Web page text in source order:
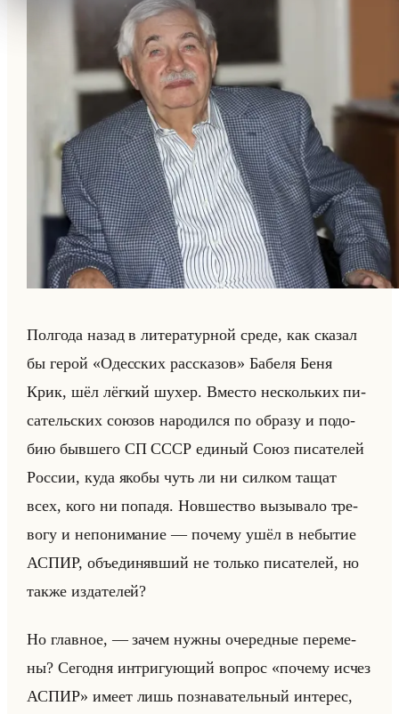
Пол­го­да назад в ли­те­ра­тур­ной среде, как ска­зал
бы герой «Одесских рассказов» Ба­бе­ля Беня
Крик, шёл лёг­кий шухер. Вме­сто нескольких пи­
са­тельских со­юзов на­ро­дил­ся по об­ра­зу и по­до­
бию быв­ше­го СП СССР еди­ный Союз пи­са­те­лей
Рос­сии, куда якобы чуть ли ни сил­ком тащат
всех, кого ни по­па­дя. Нов­ше­ство вы­зы­ва­ло тре­
во­гу и непо­ни­ма­ние — по­че­му ушёл в небы­тие
АСПИР, объеди­няв­ший не только пи­са­те­лей, но
также из­да­те­лей?
Но глав­ное, — зачем нужны оче­ред­ные пе­ре­ме­
ны? Се­год­ня ин­три­гу­ющий во­прос «почему исчез
АСПИР» имеет лишь по­зна­ва­тельный ин­те­рес,